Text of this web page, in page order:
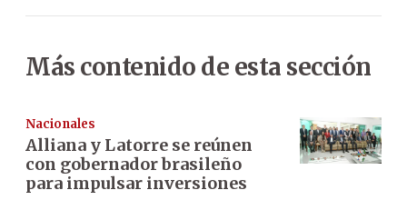
Más contenido de esta sección
Nacionales
Alliana y Latorre se reúnen
con gobernador brasileño
para impulsar inversiones